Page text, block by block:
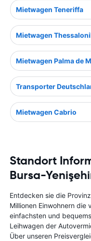
Mietwagen Teneriffa
Mietwagen
Mietwagen Palma de
Transporter
Mietwagen Cabrio
Standort
Bursa-
Entdecken sie die
Millionen Einwohnern
einfachsten und
Leihwagen der
Über unseren